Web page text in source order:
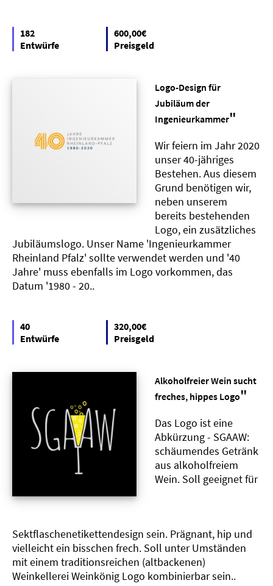
182
Entwürfe
600,00€
Preisgeld
Logo-Design für
Jubiläum der
Ingenieurkammer"
Wir feiern im Jahr 2020
unser 40-jähriges
Bestehen. Aus diesem
Grund benötigen wir,
neben unserem
bereits bestehenden
Logo, ein zusätzliches
Jubiläumslogo. Unser Name 'Ingenieurkammer
Rheinland Pfalz' sollte verwendet werden und '40
Jahre' muss ebenfalls im Logo vorkommen, das
Datum '1980 - 20..
40
Entwürfe
320,00€
Preisgeld
Alkoholfreier Wein sucht
freches, hippes Logo"
Das Logo ist eine
Abkürzung - SGAAW:
schäumendes Getränk
aus alkoholfreiem
Wein. Soll geeignet für
Sektflaschenetikettendesign sein. Prägnant, hip und
vielleicht ein bisschen frech. Soll unter Umständen
mit einem traditionsreichen (altbackenen)
Weinkellerei Weinkönig Logo kombinierbar sein..